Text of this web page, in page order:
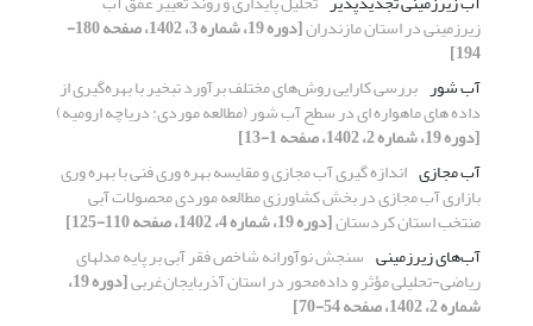
زیرزمینی در استان مازندران [دوره 19، شماره 3، 1402، صفحه 180-
194]
آب شور بررسی کارایی روش‌های مختلف برآورد تبخیر با بهره‌گیری از
داده های ماهواره ای در سطح آب شور (مطالعه موردی: دریاچه ارومیه)
[دوره 19، شماره 2، 1402، صفحه 1-13]
آب مجازی اندازه گیری آب مجازی و مقایسه بهره وری فنی با بهره وری
بازاری آب مجازی در بخش کشاورزی مطالعه موردی محصولات آبی
منتخب استان کردستان[دوره 19، شماره 4، 1402، صفحه 110-125]
آب‌های زیرزمینی سنجش نوآورانه شاخص فقر آبی بر پایه مدلهای
ریاضی-تحلیلی مؤثر و داده‌محور در استان آذربایجان‌غربی [دوره 19،
شماره 2، 1402، صفحه 54-70]